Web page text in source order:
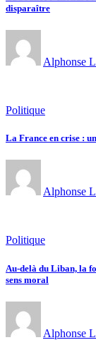
disparaître
Alphonse
Politique
La France en crise :
Alphonse
Politique
Au-delà du Liban, la
sens moral
Alphonse